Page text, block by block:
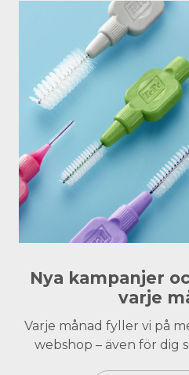
Nya kampanjer
varje
Varje månad fyller vi på
webshop – även för dig